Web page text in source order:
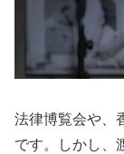
法律博覧会や、
です。しかし、